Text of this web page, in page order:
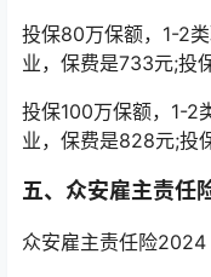
投保80万保额，1-2
业，保费是733元;投
投保100万保额，1-2
业，保费是828元;投
五、众安雇主责任
众安雇主责任险2024